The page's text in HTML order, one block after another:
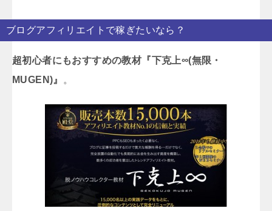
ブログアフィリエイトで稼ぎたいなら？
超初心者にもおすすめの教材『下克上∞(無限・
MUGEN)』
。